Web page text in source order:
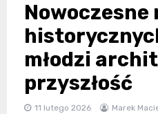
Nowoczesne
młodzi
przyszłość
11 lutego 2026 Marek